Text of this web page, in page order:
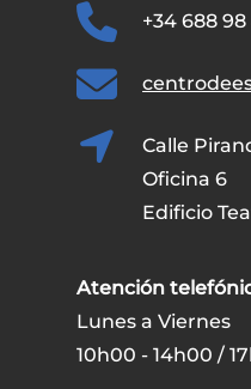
+34 688
Calle
Oficina 6
Edificio
Atención
Lunes a Viernes
10h00 - 14h00 /